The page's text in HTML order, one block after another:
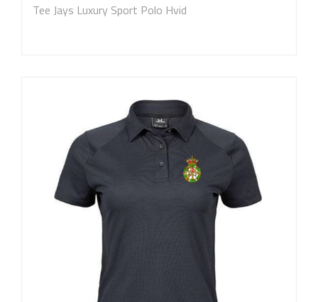
Tee Jays Luxury Sport Polo Hvid